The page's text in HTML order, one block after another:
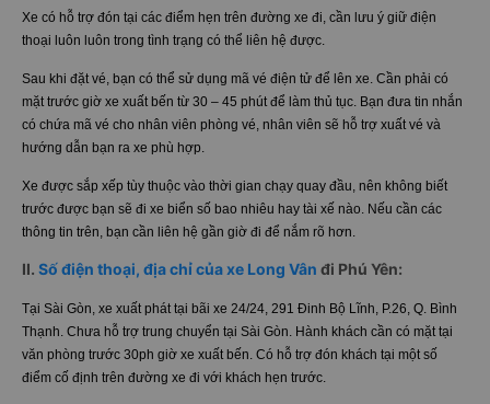
trước giờ đi 30 phút tại văn phòng Sài Gòn. Với số lượng vé từ 3 trở lên, và
các dịp cuối tuần hoặc lễ, Tết, bạn cần thanh toán tiền vé trước giờ đi ít
Xe có hỗ trợ đón tại các điểm hẹn trên đường xe đi, cần lưu ý giữ điện
thoại luôn luôn trong tình trạng có thể liên hệ được.
Sau khi đặt vé, bạn có thể sử dụng mã vé điện tử để lên xe. Cần phải có
mặt trước giờ xe xuất bến từ 30 – 45 phút để làm thủ tục. Bạn đưa tin nhắn
có chứa mã vé cho nhân viên phòng vé, nhân viên sẽ hỗ trợ xuất vé và
hướng dẫn bạn ra xe phù hợp.
Xe được sắp xếp tùy thuộc vào thời gian chạy quay đầu, nên không biết
thông tin trên, bạn cần liên hệ gần giờ đi để nắm rõ hơn.
II.Số điện thoại, địa chỉ của xe Long Vân đi Phú Yên:
Tại Sài Gòn, xe xuất phát tại bãi xe 24/24, 291 Đinh Bộ Lĩnh, P.26, Q. Bình